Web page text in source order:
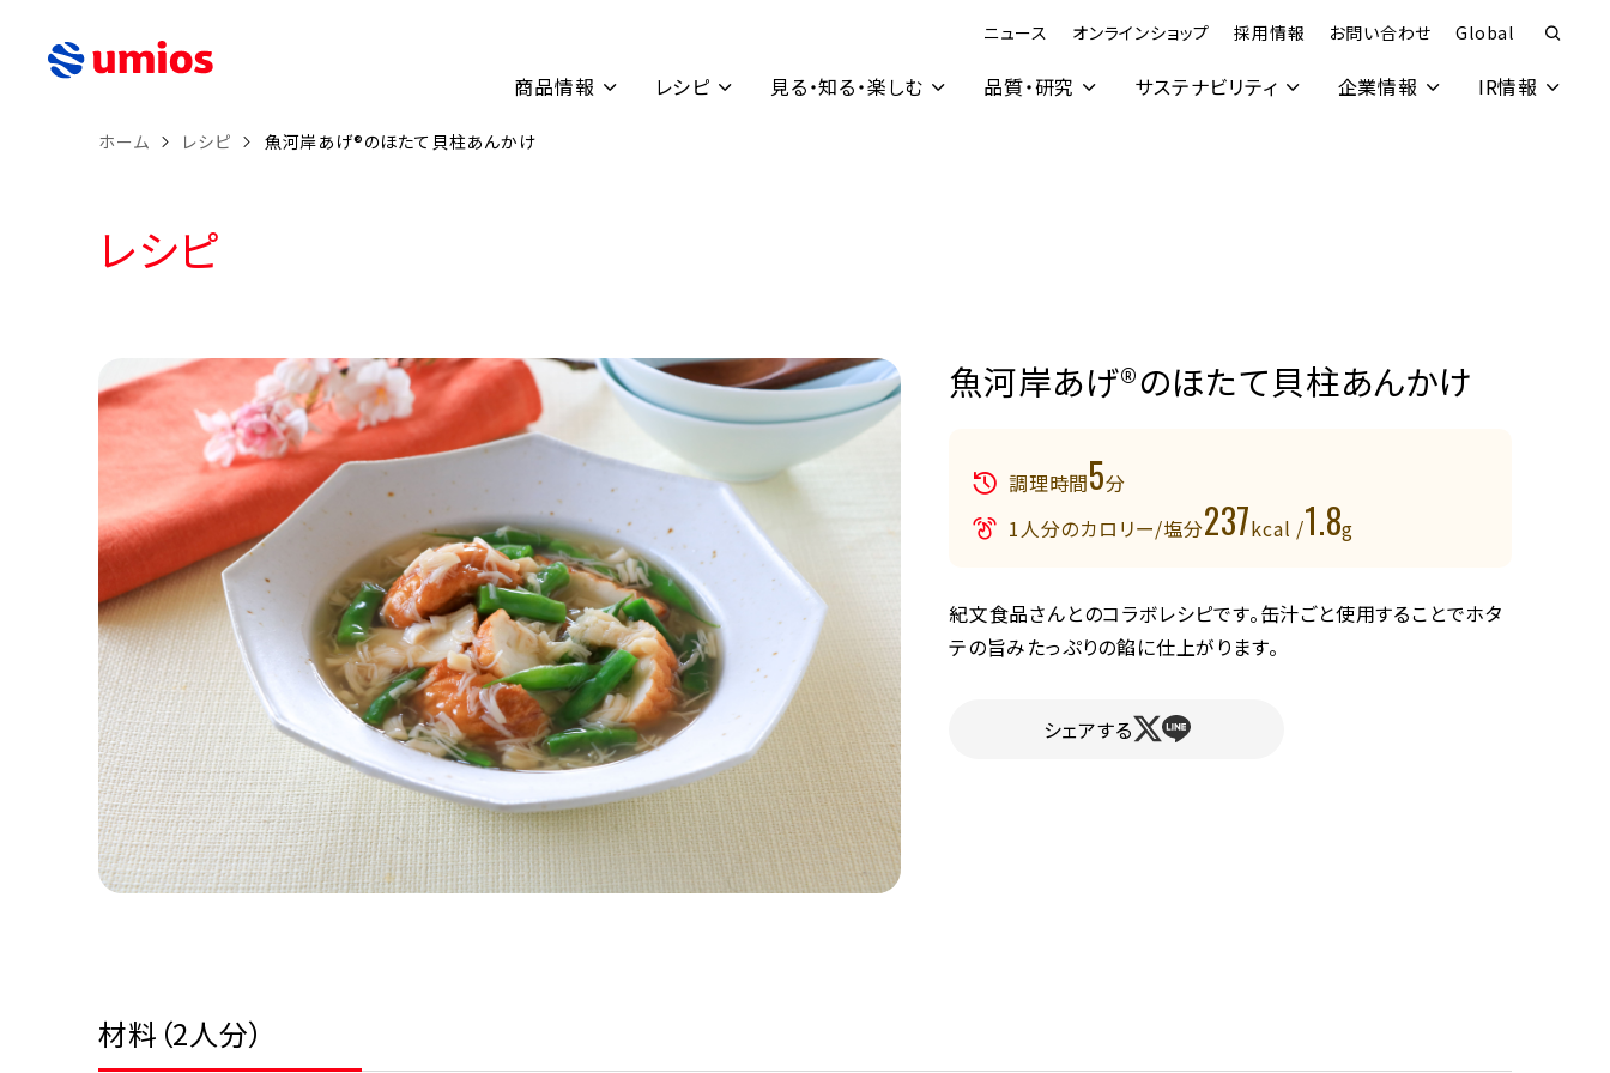
ニュース オンラインショップ 採用情報 お問い合わせ Global
商品情報 レシピ 見る・知る・楽しむ 品質・研究 サステナビリティ 企業情報 IR情報
ホーム レシピ 魚河岸あげ®のほたて貝柱あんかけ
レシピ
魚河岸あげ®のほたて貝柱あんかけ
調理時間5分
1人分のカロリー/塩分237kcal /1.8g
紀文食品さんとのコラボレシピです。缶汁ごと使用することでホタ
テの旨みたっぷりの餡に仕上がります。
シェアする
材料（2人分）